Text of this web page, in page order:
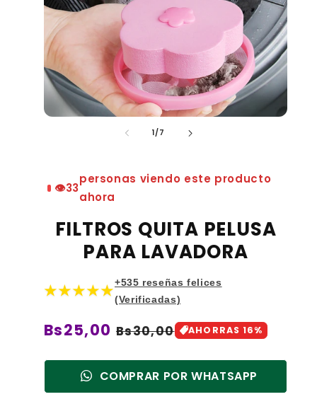
1/de
7
👁️33
personas viendo este producto
ahora
FILTROS QUITA PELUSA
PARA LAVADORA
★★★★★
+535 reseñas felices
(Verificadas)
Precio
oferta
Bs25,00 Precio
Bs30,00 AHORRAS 16%
COMPRAR POR WHATSAPP